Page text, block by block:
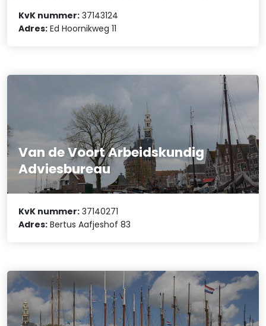
KvK nummer: 37143124
Adres: Ed Hoornikweg 11
Van de Voort Arbeidskundig
Adviesbureau
KvK nummer: 37140271
Adres: Bertus Aafjeshof 83